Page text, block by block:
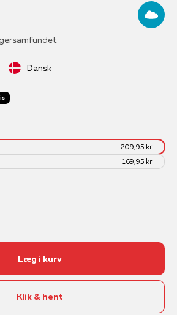
Dansk
209,95 kr
169,95 kr
Læg i kurv
Klik & hent